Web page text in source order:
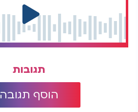
תגובות
הוסף תגובה